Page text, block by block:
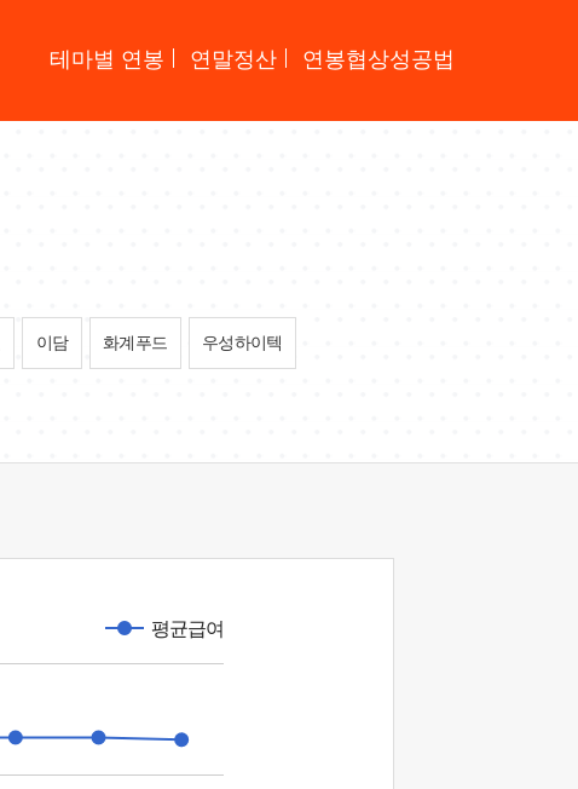
테마별 연봉 연말정산 연봉협상성공법
이담 화계푸드 우성하이텍
평균급여